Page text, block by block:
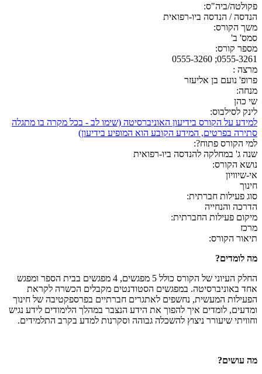
פקולטה/ביה"ס:
הנדסה / הנדסה ביו-רפואית
משך הקורס:
סמס' ב'
מספר קורס:
0555-3261; 0555-3260
מרצה :
פרופ' נועם בן אליעזר
מנחה:
שי כהן
לינק לסילבוס:
למידע על הקורס בידיעון האוניברסיטה (שימו לב - בכל מקרה בו מתגלה
סתירה בפרטים, המידע הקובע הוא המופיע בידיעון)
למי הקורס פתוח?:
שנה ג' במחלקה להנדסה ביו-רפואית
נושא הקורס:
אי-שיוויון
חינוך
סוג פעילות חברתית:
הדרכה והנחייה
מיקום פעילות החברתית:
מרכז
תיאור הקורס:
מה לומדים?
החלק העיוני של הקורס כולל 5 מפגשים, 4 מפגשים בבית הספר ומפגש
אחד באוניברסיטה. במפגשים הסטודנטים מקבלים הכשרה לקראת
הפעילות המעשית, נחשפים לאתגרים חברתיים בפרספקטיבה של חינוך
ומדעים, לומדים איך להפוך את הידע הנצבר במהלך הלימודים לידע נגיש
וחוויתי שיעורר ניצוץ להשכלה גבוהה וסקרנות למדע בקרב התלמידים.
מה עושים?